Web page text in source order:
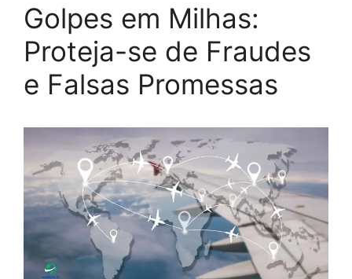
Golpes em Milhas:
Proteja-se de Fraudes
e Falsas Promessas